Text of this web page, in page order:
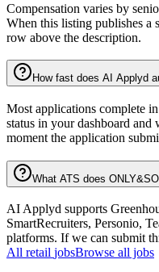
Compensation varies by
When this listing publishes a
row above the description.
How fast does AI Applyd
Most applications complete
status in your dashboard and
moment the application
What ATS does
AI Applyd supports
SmartRecruiters, Personio,
platforms. If we can submit
All retail jobsBrowse all jobs